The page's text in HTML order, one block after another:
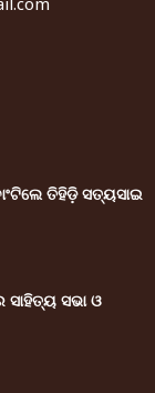
ତିହିଡି଼ ସତ୍ୟସାଇ
ସାହିତ୍ୟ ସଭା ଓ